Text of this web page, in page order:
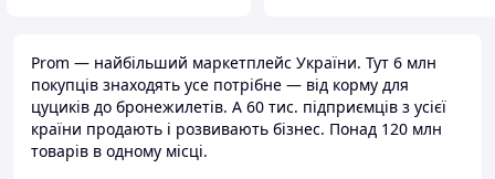
Prom — найбільший маркетплейс України. Тут 6 млн
покупців знаходять усе потрібне — від корму для
цуциків до бронежилетів. А 60 тис. підприємців з усієї
країни продають і розвивають бізнес. Понад 120 млн
товарів в одному місці.